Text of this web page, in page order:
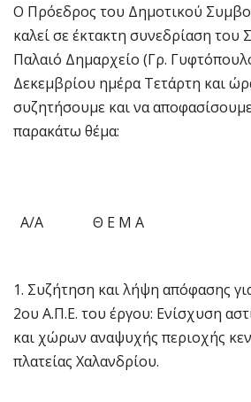
Ο Πρόεδρος του Δημοτικού
καλεί σε έκτακτη συνεδρίαση του
Παλαιό Δημαρχείο (Γρ.
Δεκεμβρίου ημέρα Τετάρτη και
συζητήσουμε και να
παρακάτω θέμα:
Α/Α Θ Ε Μ Α
1. Συζήτηση και λήψη απόφασης
2ου Α.Π.Ε. του έργου: Ενίσχυση
και χώρων αναψυχής περιοχής
πλατείας Χαλανδρίου.